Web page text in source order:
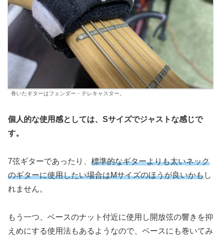
巻いたギターはフェンダー・テレキャスター。
個人的な使用感としては、Sサイズでジャストな感じで
す。
7弦ギターであったり、 標準的なギターよりも太いネック
のギターに使用したい場合はMサイズのほうが良いかもし
れません。
もう一つ、ベースのナット付近に使用し開放弦の響きを抑
えめにする使用法もあるようなので、ベースにも巻いてみ